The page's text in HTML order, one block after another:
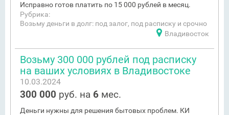
Исправно готов платить по 15 000 рублей в месяц.
Рубрика:
Возьму деньги в долг: под залог, под расписку и срочно
Владивосток
Возьму 300 000 рублей под расписку
на ваших условиях в Владивостоке
10.03.2024
300 000 руб. на 6 мес.
Деньги нужны для решения бытовых проблем. КИ